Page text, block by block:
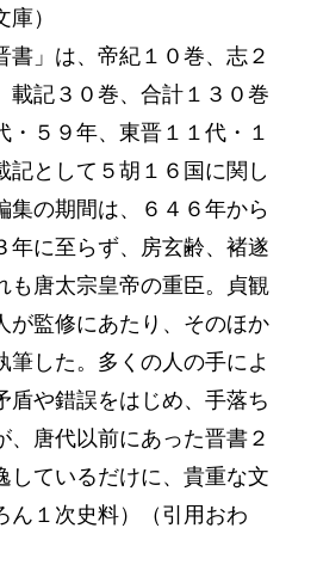
）
書」は、帝紀１０巻、志２
載記３０巻、合計１３０巻
・５９年、東晋１１代・１
記として５胡１６国に関し
集の期間は、６４６年から
年に至らず、房玄齢、褚遂
も唐太宗皇帝の重臣。貞観
が監修にあたり、そのほか
筆した。多くの人の手によ
盾や錯誤をはじめ、手落ち
、唐代以前にあった晋書２
しているだけに、貴重な文
ん１次史料）（引用おわ